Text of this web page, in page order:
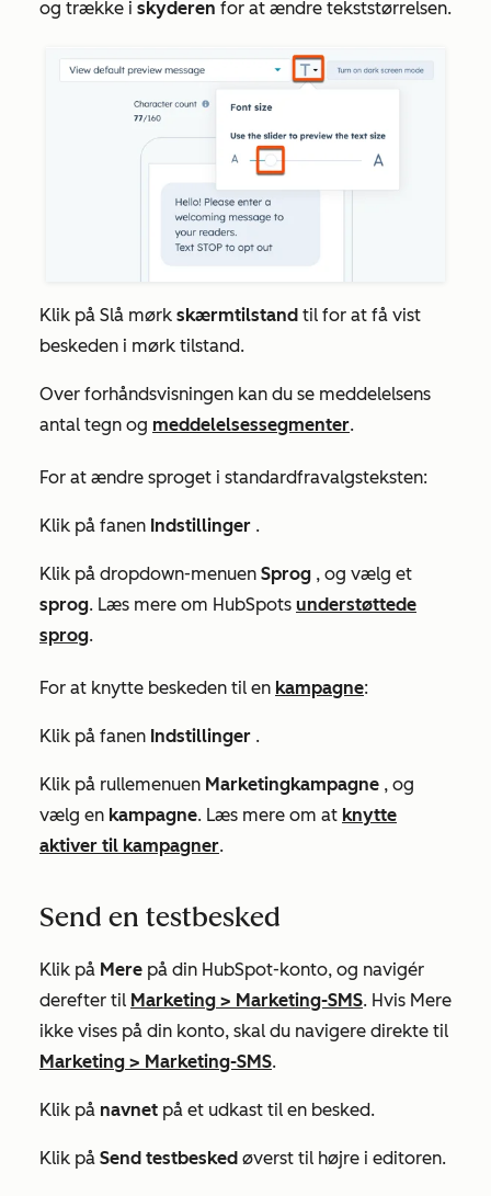
og trække i skyderen for at ændre tekststørrelsen.
Klik på Slå mørk skærmtilstand til for at få vist
beskeden i mørk tilstand.
Over forhåndsvisningen kan du se meddelelsens
antal tegn og meddelelsessegmenter.
For at ændre sproget i standardfravalgsteksten:
Klik på fanen Indstillinger .
Klik på dropdown-menuen Sprog , og vælg et
sprog. Læs mere om HubSpots understøttede
sprog.
For at knytte beskeden til en kampagne:
Klik på fanen Indstillinger .
Klik på rullemenuen Marketingkampagne , og
vælg en kampagne. Læs mere om at knytte
aktiver til kampagner.
Send en testbesked
Klik på Mere på din HubSpot-konto, og navigér
derefter til Marketing > Marketing-SMS. Hvis Mere
ikke vises på din konto, skal du navigere direkte til
Marketing > Marketing-SMS.
Klik på navnet på et udkast til en besked.
Klik på Send testbesked øverst til højre i editoren.